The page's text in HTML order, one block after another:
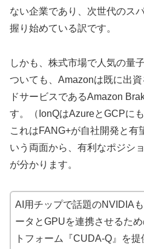
ない企業であり、次世代のス
握り始めている訳です。
しかも、株式市場で人気の量
ついても、Amazonは既に出
ドサービスであるAmazon
す。（IonQはAzureとGCPに
これはFANG+が自社開発と有
いう両面から、有利なポジシ
が分かります。
AI用チップで話題のNVIDIA
ータとGPUを連携させるた
トフォーム『CUDA-Q』を